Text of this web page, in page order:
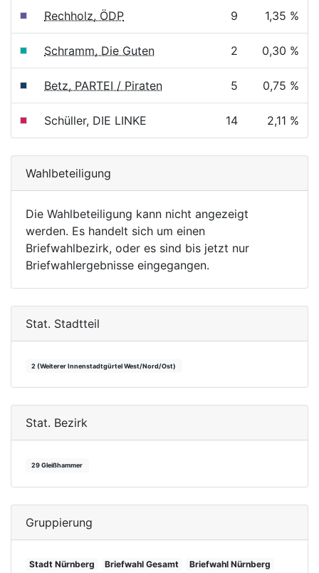
Rechholz, ÖDP 9 1,35 %
Schramm, Die Guten 2 0,30 %
Betz, PARTEI / Piraten 5 0,75 %
Schüller, DIE LINKE 14 2,11 %
Wahlbeteiligung
Die Wahlbeteiligung kann nicht angezeigt
werden. Es handelt sich um einen
Briefwahlbezirk, oder es sind bis jetzt nur
Briefwahlergebnisse eingegangen.
Stat. Stadtteil
2 (Weiterer Innenstadtgürtel West/Nord/Ost)
Stat. Bezirk
29 Gleißhammer
Gruppierung
Stadt Nürnberg Briefwahl Gesamt Briefwahl Nürnberg